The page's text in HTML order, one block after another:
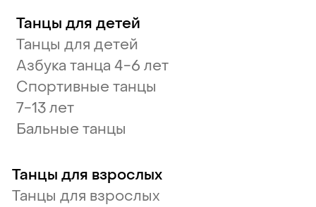
Танцы для детей
Танцы для детей
Азбука танца 4-6 лет
Спортивные танцы
7-13 лет
Бальные танцы
Танцы для взрослых
Танцы для взрослых